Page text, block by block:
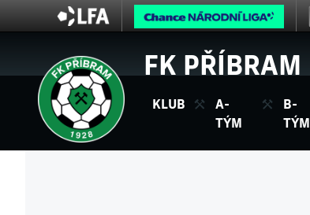
FK PŘÍBRAM
KLUB
A-
TÝM
B-
TÝM